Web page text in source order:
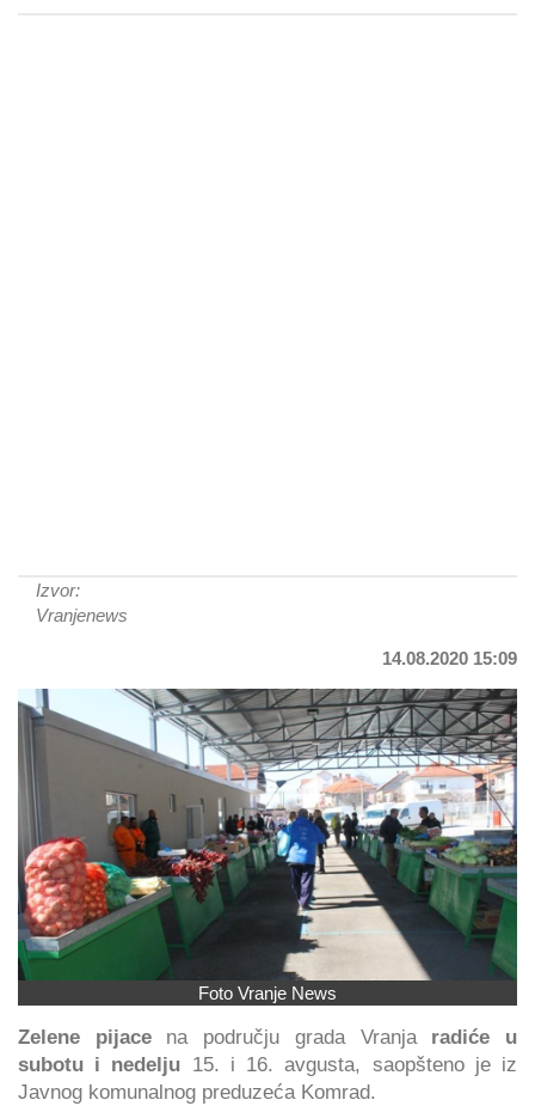
Izvor:
Vranjenews
14.08.2020 15:09
Foto Vranje News
Zelene pijace na području grada Vranja radiće
u
subotu i nedelju 15. i 16. avgusta, saopšteno je iz
Javnog komunalnog preduzeća Komrad.